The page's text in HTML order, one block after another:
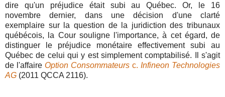
dire qu'un préjudice était subi au Québec. Or, le 16
novembre dernier, dans une décision d'une clarté
exemplaire sur la question de la juridiction des tribunaux
québécois, la Cour souligne l'importance, à cet égard, de
distinguer le préjudice monétaire effectivement subi au
Québec de celui qui y est simplement comptabilisé. Il s'agit
de l'affaire Option Consommateurs c. Infineon Technologies
AG (2011 QCCA 2116).